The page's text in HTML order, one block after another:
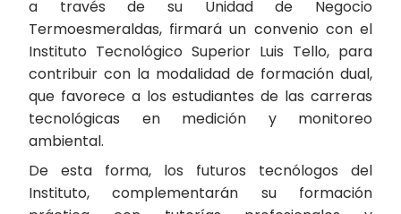
a través de su Unidad de Negocio
Termoesmeraldas, firmará un convenio con el
Instituto Tecnológico Superior Luis Tello, para
contribuir con la modalidad de formación dual,
que favorece a los estudiantes de las carreras
tecnológicas en medición y monitoreo
ambiental.
De esta forma, los futuros tecnólogos del
Instituto, complementarán su formación